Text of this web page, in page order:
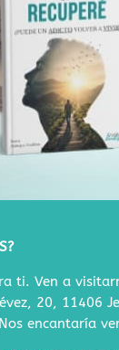
ti. Ven a
20, 11406
encantaría